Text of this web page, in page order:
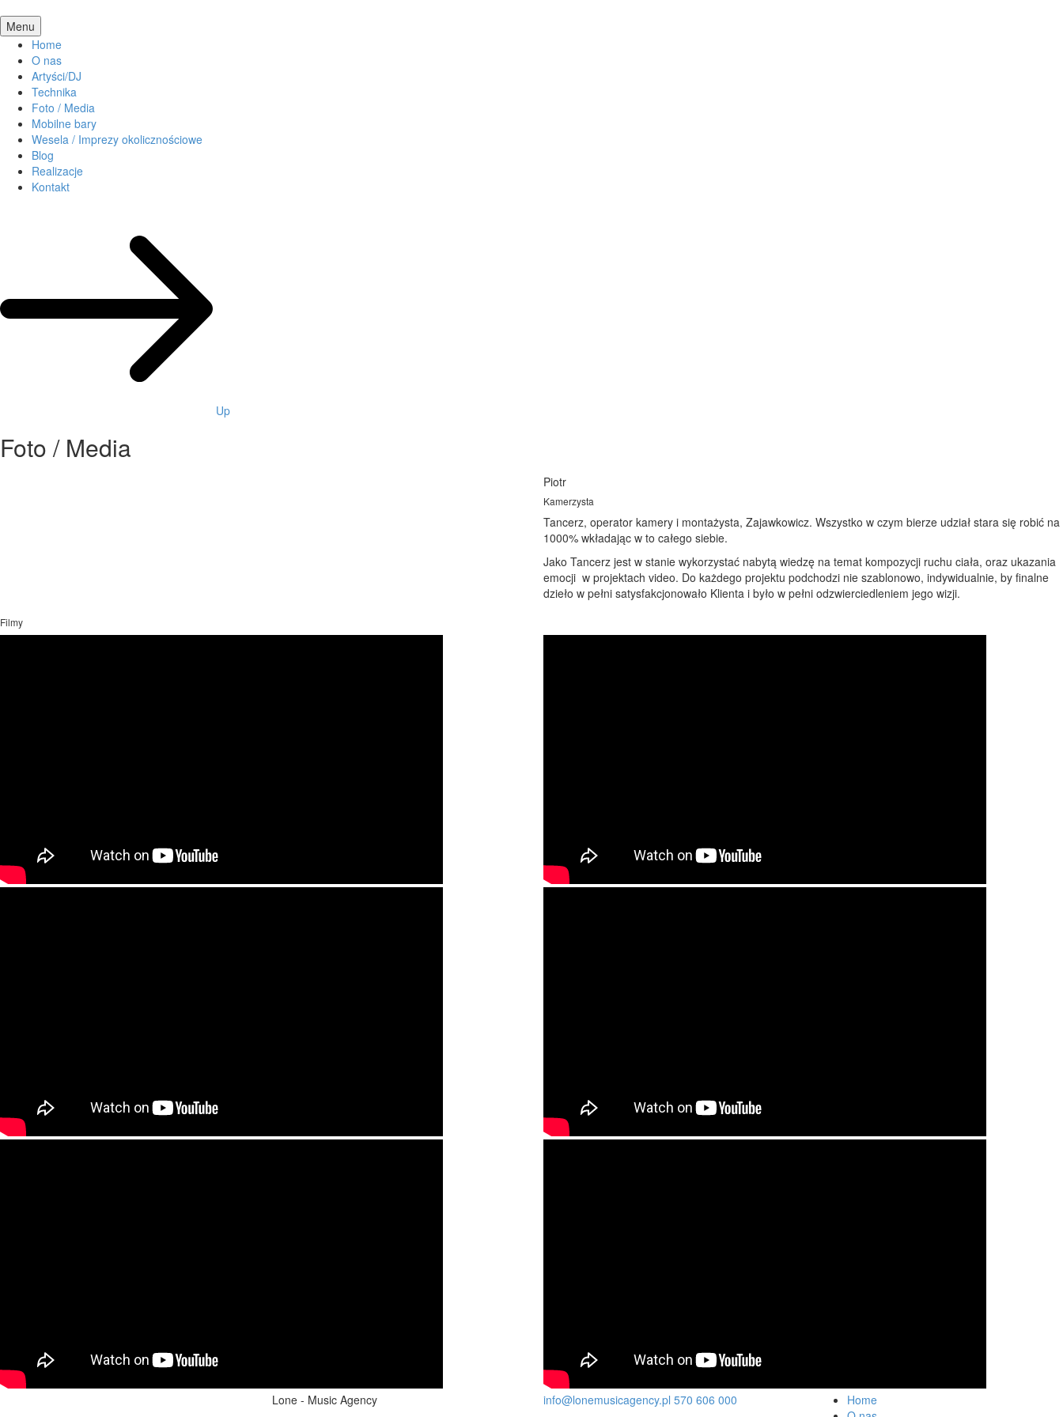
Menu
Home
O nas
Artyści/DJ
Technika
Foto / Media
Mobilne bary
Wesela / Imprezy okolicznościowe
Blog
Realizacje
Kontakt
Up
Foto / Media
Piotr
Kamerzysta
Tancerz, operator kamery i montażysta, Zajawkowicz. Wszystko w czym bierze udział stara się robić na
1000% wkładając w to całego siebie.
Jako Tancerz jest w stanie wykorzystać nabytą wiedzę na temat kompozycji ruchu ciała, oraz ukazania
emocji w projektach video. Do każdego projektu podchodzi nie szablonowo, indywidualnie, by finalne
dzieło w pełni satysfakcjonowało Klienta i było w pełni odzwierciedleniem jego wizji.
Filmy
Lone - Music Agency info@lonemusicagency.pl 570 606 000
Home